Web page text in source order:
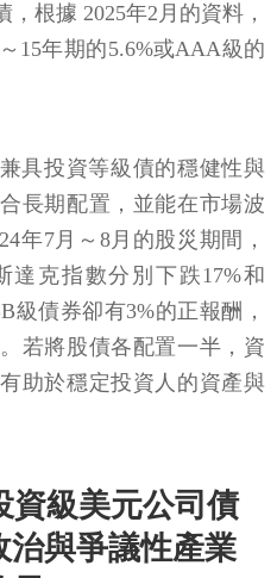
根據 2025年2月的資料，
15年期的5.6%或AAA級的
具投資等級債的穩健性與
長期配置，並能在市場波
年7月～8月的股災期間，
達克指數分別下跌17%和
級債券卻有3%的正報酬，
若將股債各配置一半，資
助於穩定投資人的資產與
資級美元公司債
與爭議性產業